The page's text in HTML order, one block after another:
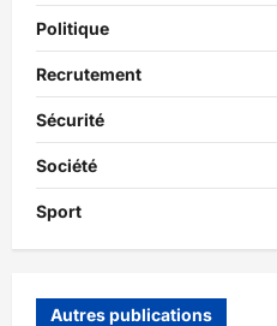
Politique
Recrutement
Sécurité
Société
Sport
Autres publications